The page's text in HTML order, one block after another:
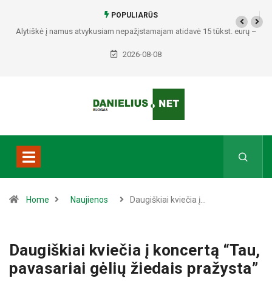
POPULIARŪS
Alytiškė į namus atvykusiam nepažįstamajam atidavė 15 tūkst. eurų –
policija pradėjo tyrimą
2026-08-08
Home Naujienos Daugiškiai kviečia į…
Daugiškiai kviečia į koncertą “Tau,
pavasariai gėlių žiedais pražysta”